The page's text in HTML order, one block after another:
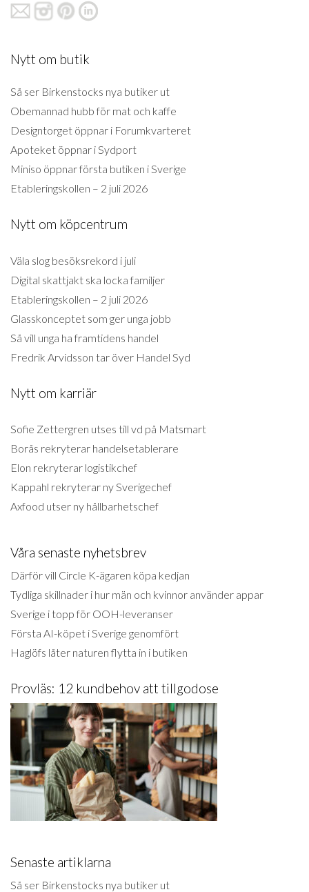
Nytt om butik
Så ser Birkenstocks nya butiker ut
Obemannad hubb för mat och kaffe
Designtorget öppnar i Forumkvarteret
Apoteket öppnar i Sydport
Miniso öppnar första butiken i Sverige
Etableringskollen – 2 juli 2026
Nytt om köpcentrum
Väla slog besöksrekord i juli
Digital skattjakt ska locka familjer
Etableringskollen – 2 juli 2026
Glasskonceptet som ger unga jobb
Så vill unga ha framtidens handel
Fredrik Arvidsson tar över Handel Syd
Nytt om karriär
Sofie Zettergren utses till vd på Matsmart
Borås rekryterar handelsetablerare
Elon rekryterar logistikchef
Kappahl rekryterar ny Sverigechef
Axfood utser ny hållbarhetschef
Våra senaste nyhetsbrev
Därför vill Circle K-ägaren köpa kedjan
Tydliga skillnader i hur män och kvinnor använder appar
Sverige i topp för OOH-leveranser
Första AI-köpet i Sverige genomfört
Haglöfs låter naturen flytta in i butiken
Provläs: 12 kundbehov att tillgodose
Senaste artiklarna
Så ser Birkenstocks nya butiker ut